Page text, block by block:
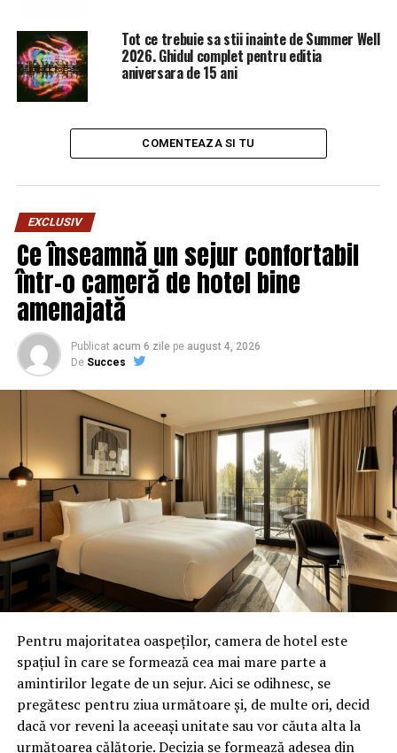
Tot ce trebuie sa stii inainte de Summer Well
2026. Ghidul complet pentru editia
aniversara de 15 ani
COMENTEAZA SI TU
EXCLUSIV
Ce înseamnă un sejur confortabil
într-o cameră de hotel bine
amenajată
Publicat acum 6 zile pe august 4, 2026
De Succes
Pentru majoritatea oaspeților, camera de hotel este
spațiul în care se formează cea mai mare parte a
amintirilor legate de un sejur. Aici se odihnesc, se
pregătesc pentru ziua următoare și, de multe ori, decid
dacă vor reveni la aceeași unitate sau vor căuta alta la
următoarea călătorie. Decizia se formează adesea din